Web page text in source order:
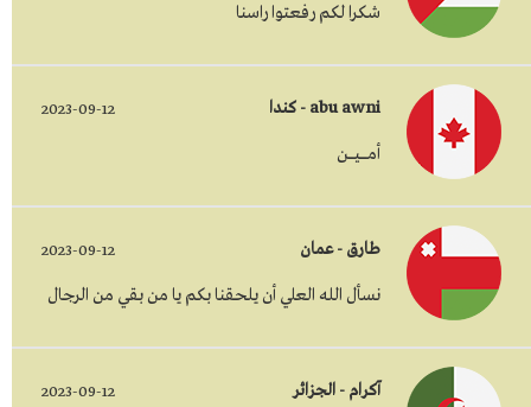
شكرا لكم رفعتوا راسنا
abu awni - كندا 2023-09-12
أمــــــيـــــن
طارق - عمان 2023-09-12
نسأل الله العلي أن يلحقنا بكم يا من بقي من الرجال
آكرام - الجزائر 2023-09-12